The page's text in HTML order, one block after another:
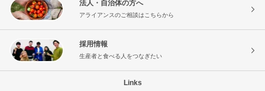
法人・自治体の方へ
アライアンスのご相談はこちらから
採用情報
生産者と食べる人をつなぎたい
Links